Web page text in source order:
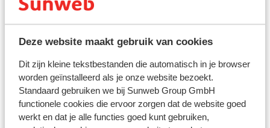
Deze website maakt gebruik van cookies
Dit zijn kleine tekstbestanden die automatisch in je browser
worden geïnstalleerd als je onze website bezoekt.
Standaard gebruiken we bij Sunweb Group GmbH
functionele cookies die ervoor zorgen dat de website goed
werkt en dat je alle functies goed kunt gebruiken,
De officiële munteenheid van Spanje is de euro. Pinnen
in Spanje en op de Canarische Eilanden is geen
probleem. Vrijwel overal zijn betaalautomaten waar je
kunt pinnen. Ook betalen met credit card is op vele
plaatsen mogelijk.
Voltage:
Het voltage is net als in Nederland 220 volt. Het
stopcontact is soms wel anders van vorm. In dat geval